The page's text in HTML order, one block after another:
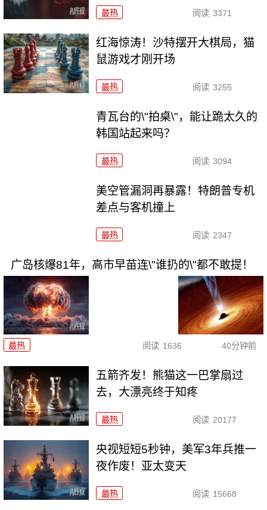
最热 阅读 3371
红海惊涛！沙特摆开大棋局，猫
鼠游戏才刚开场
最热 阅读 3255
青瓦台的\"拍桌\"，能让跪太久的
韩国站起来吗？
最热 阅读 3094
美空管漏洞再暴露！特朗普专机
差点与客机撞上
最热 阅读 2347
广岛核爆81年，高市早苗连\"谁扔的\"都不敢提！
最热 阅读 1636 40分钟前
五箭齐发！熊猫这一巴掌扇过
去，大漂亮终于知疼
最热 阅读 20177
央视短短5秒钟，美军3年兵推一
夜作废！亚太变天
最热 阅读 15668